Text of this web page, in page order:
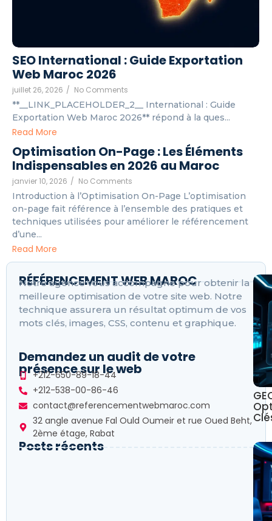
SEO International : Guide Exportation
Web Maroc 2026
juillet 26, 2026 / No Comments
**__LINK_PLACEHOLDER_2__ International : Guide
Exportation Web Maroc 2026** répond à la ques...
Read More
Optimisation On-Page : Les Éléments
Indispensables en 2026 au Maroc
janvier 10, 2026 / No Comments
Introduction à l’Optimisation On-Page L’optimisation
on-page fait référence à l’ensemble des pratiques et
techniques utilisées pour améliorer le référencement
d’une...
Read More
RÉFÉRENCEMENT WEB MAROC
Notre agence vous accompagne pour obtenir la
meilleure optimisation de votre site web. Notre
technique assurera un résultat optimum de vos
mots clés, images, CSS, contenu et graphique.
Demandez un audit de votre
présence sur le web
+212-650-89-18-44
+212-538-00-86-46
contact@referencementwebmaroc.com
32 angle avenue Fal Ould Oumeir et rue Oued Beht,
2ème étage, Rabat
Posts récents